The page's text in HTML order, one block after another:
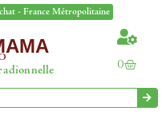
- France Métropolitaine
0